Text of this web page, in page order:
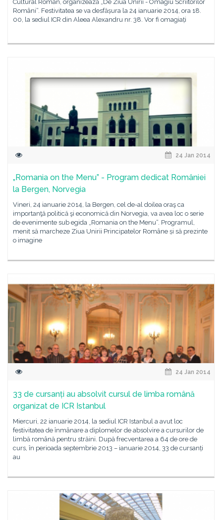
Cultural Român, organizează „De Ziua Unirii - Omagiu Scriitorilor
Români“. Festivitatea se va desfășura la 24 ianuarie 2014, ora 18.
00, la sediul ICR din Aleea Alexandru nr. 38. Vor fi omagiați
24 Jan 2014
„Romania on the Menu” - Program dedicat României
la Bergen, Norvegia
Vineri, 24 ianuarie 2014, la Bergen, cel de-al doilea oraş ca
importanţă politică şi economică din Norvegia, va avea loc o serie
de evenimente sub egida „Romania on the Menu“. Programul,
menit să marcheze Ziua Unirii Principatelor Române și să prezinte
o imagine
24 Jan 2014
33 de cursanți au absolvit cursul de limba română
organizat de ICR Istanbul
Miercuri, 22 ianuarie 2014, la sediul ICR Istanbul a avut loc
festivitatea de înmânare a diplomelor de absolvire a cursurilor de
limbă română pentru străini. După frecventarea a 64 de ore de
curs, în perioada septembrie 2013 – ianuarie 2014, 33 de cursanți
au